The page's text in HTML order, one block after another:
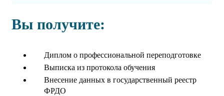
Вы получите:
Диплом о профессиональной переподготовке
Выписка из протокола обучения
Внесение данных в государственный реестр
ФРДО